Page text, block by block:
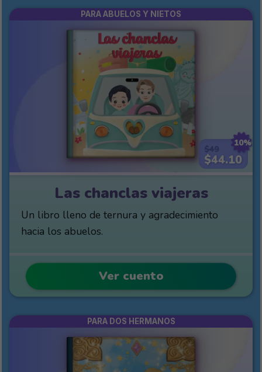
10%
$44.10
PARA ABUELOS Y NIETOS
Las chanclas viajeras
Un libro lleno de ternura y agradecimiento
hacia los abuelos.
Ver cuento
PARA DOS HERMANOS